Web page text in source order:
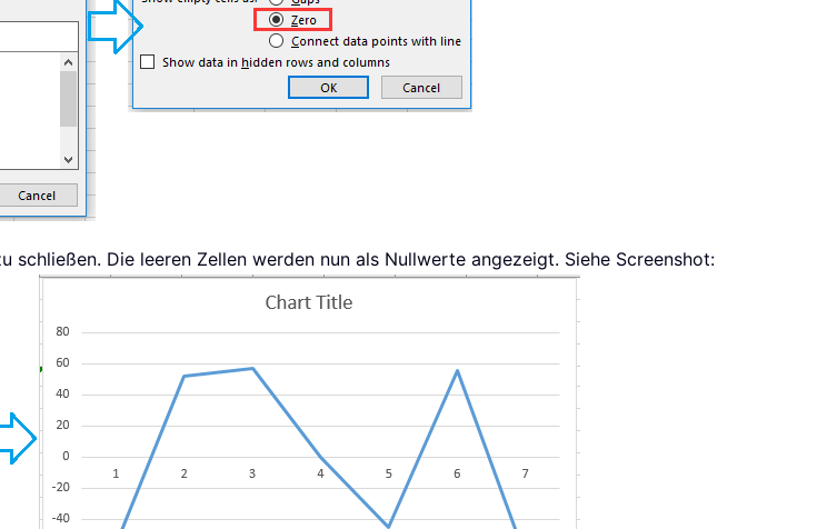
schließen. Die leeren Zellen werden nun als Nullwerte angezeigt. Siehe Screenshot: